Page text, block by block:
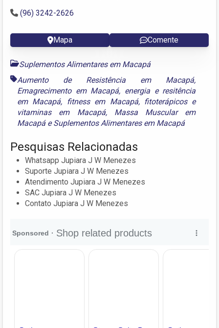
(96) 3242-2626
Mapa Comente
Suplementos Alimentares em Macapá
Aumento de Resistência em Macapá,
Emagrecimento em Macapá, energia e resitência
em Macapá, fitness em Macapá, fitoterápicos e
vitaminas em Macapá, Massa Muscular em
MacapáeSuplementos Alimentares em Macapá
Pesquisas Relacionadas
Whatsapp Jupiara J W Menezes
Suporte Jupiara J W Menezes
Atendimento Jupiara J W Menezes
SAC Jupiara J W Menezes
Contato Jupiara J W Menezes